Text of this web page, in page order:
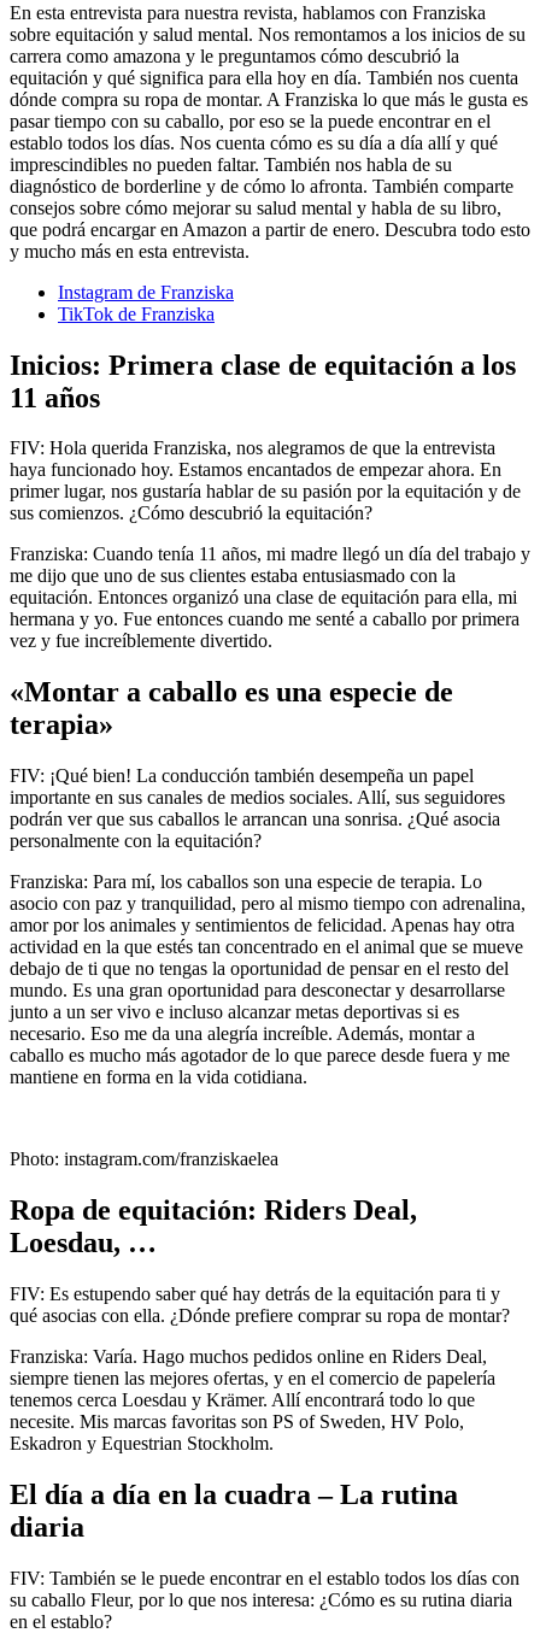
En esta entrevista para nuestra revista, hablamos con Franziska
sobre equitación y salud mental. Nos remontamos a los inicios de su
carrera como amazona y le preguntamos cómo descubrió la
equitación y qué significa para ella hoy en día. También nos cuenta
dónde compra su ropa de montar. A Franziska lo que más le gusta es
pasar tiempo con su caballo, por eso se la puede encontrar en el
establo todos los días. Nos cuenta cómo es su día a día allí y qué
imprescindibles no pueden faltar. También nos habla de su
diagnóstico de borderline y de cómo lo afronta. También comparte
consejos sobre cómo mejorar su salud mental y habla de su libro,
que podrá encargar en Amazon a partir de enero. Descubra todo esto
y mucho más en esta entrevista.
Instagram de Franziska
TikTok de Franziska
Inicios: Primera clase de equitación a los
11 años
FIV: Hola querida Franziska, nos alegramos de que la entrevista
haya funcionado hoy. Estamos encantados de empezar ahora. En
primer lugar, nos gustaría hablar de su pasión por la equitación y de
sus comienzos. ¿Cómo descubrió la equitación?
Franziska: Cuando tenía 11 años, mi madre llegó un día del trabajo y
me dijo que uno de sus clientes estaba entusiasmado con la
equitación. Entonces organizó una clase de equitación para ella, mi
hermana y yo. Fue entonces cuando me senté a caballo por primera
vez y fue increíblemente divertido.
«Montar a caballo es una especie de
terapia»
FIV: ¡Qué bien! La conducción también desempeña un papel
importante en sus canales de medios sociales. Allí, sus seguidores
podrán ver que sus caballos le arrancan una sonrisa. ¿Qué asocia
personalmente con la equitación?
Franziska: Para mí, los caballos son una especie de terapia. Lo
asocio con paz y tranquilidad, pero al mismo tiempo con adrenalina,
amor por los animales y sentimientos de felicidad. Apenas hay otra
actividad en la que estés tan concentrado en el animal que se mueve
debajo de ti que no tengas la oportunidad de pensar en el resto del
mundo. Es una gran oportunidad para desconectar y desarrollarse
junto a un ser vivo e incluso alcanzar metas deportivas si es
necesario. Eso me da una alegría increíble. Además, montar a
caballo es mucho más agotador de lo que parece desde fuera y me
mantiene en forma en la vida cotidiana.
Photo: instagram.com/franziskaelea
Ropa de equitación: Riders Deal,
Loesdau, …
FIV: Es estupendo saber qué hay detrás de la equitación para ti y
qué asocias con ella. ¿Dónde prefiere comprar su ropa de montar?
Franziska: Varía. Hago muchos pedidos online en Riders Deal,
siempre tienen las mejores ofertas, y en el comercio de papelería
tenemos cerca Loesdau y Krämer. Allí encontrará todo lo que
necesite. Mis marcas favoritas son PS of Sweden, HV Polo,
Eskadron y Equestrian Stockholm.
El día a día en la cuadra – La rutina
diaria
FIV: También se le puede encontrar en el establo todos los días con
su caballo Fleur, por lo que nos interesa: ¿Cómo es su rutina diaria
en el establo?